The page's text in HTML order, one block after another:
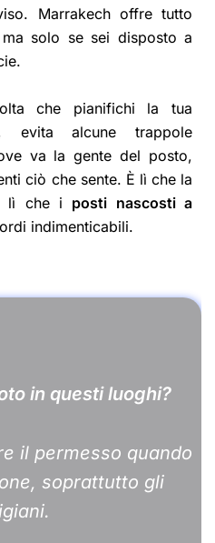
Marrakech offre tutto
solo se sei disposto a
che pianifichi la tua
evita alcune trappole
va la gente del posto,
ciò che sente. È lì che la
lì che i posti nascosti a
indimenticabili.
in questi luoghi?
il permesso quando
soprattutto gli